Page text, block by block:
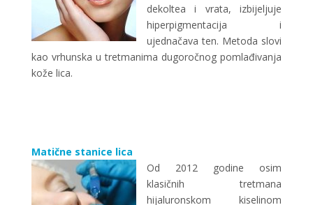
dekoltea i vrata, izbijeljuje
hiperpigmentacija i
ujednačava ten. Metoda slovi
kao vrhunska u tretmanima dugoročnog pomlađivanja
kože lica.
Matične stanice lica
Od 2012 godine osim
klasičnih tretmana
hijaluronskom kiselinom